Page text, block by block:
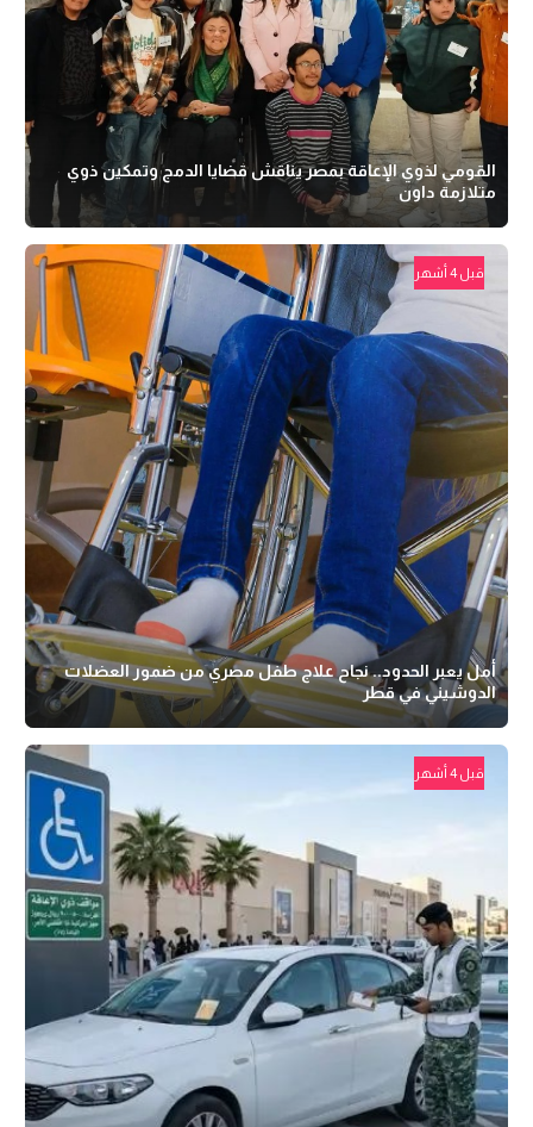
القومي لذوي الإعاقة بمصر يناقش قضايا الدمج وتمكين ذوي
متلازمة داون
قبل 4 أشهر
أمل يعبر الحدود.. نجاح علاج طفل مصري من ضمور العضلات
الدوشيني في قطر
قبل 4 أشهر